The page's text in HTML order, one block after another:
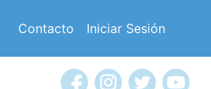
Contacto Iniciar Sesión